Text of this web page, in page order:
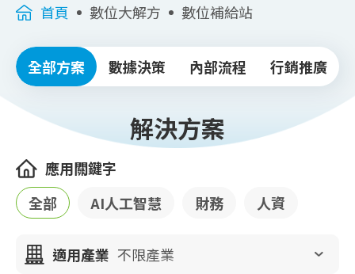
首頁 數位大解方 數位補給站
全部方案 數據決策 內部流程 行銷推廣
解決方案
應用關鍵字
全部
AI人工智慧 財務 人資
適用產業 不限產業